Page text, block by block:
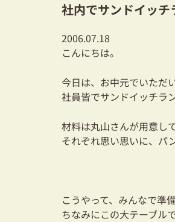
社内でサンドイッチ
2006.07.18
こんにちは。
今日は、お中元でいただ
社員皆でサンドイッチラ
材料は丸山さんが用意し
それぞれ思い思いに、パ
こうやって、みんなで準
ちなみにこの大テーブル